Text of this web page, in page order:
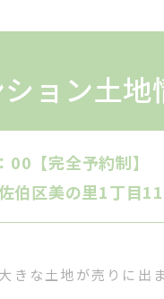
ョン土
【完全予約制】
伯区美の里1丁目
きな土地が売りに出ま